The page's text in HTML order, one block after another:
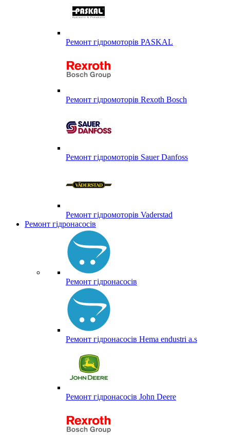
Ремонт гідромоторів PASKAL
Ремонт гідромоторів Rexoth Bosch
Ремонт гідромоторів Sauer Danfoss
Ремонт гідромоторів Vaderstad
Ремонт гідронасосів
Ремонт гідронасосів
Ремонт гідронасосів Hema endustri a.s
Ремонт гідронасосів John Deere